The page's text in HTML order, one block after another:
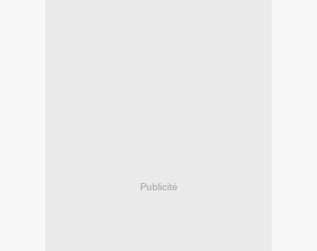
Publicité